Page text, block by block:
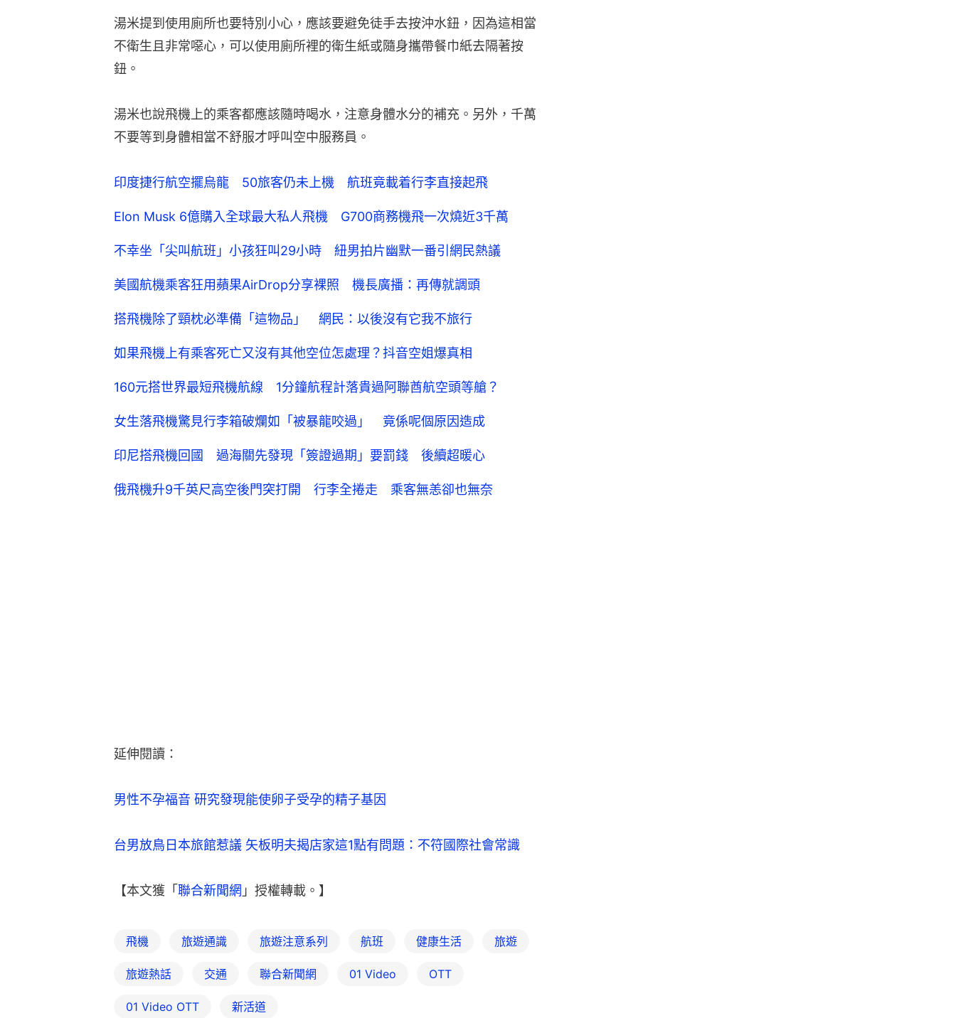
湯米提到使用廁所也要特別小心，應該要避免徒手去按沖水鈕，因為這相當
不衛生且非常噁心，可以使用廁所裡的衛生紙或隨身攜帶餐巾紙去隔著按
鈕。
湯米也說飛機上的乘客都應該隨時喝水，注意身體水分的補充。另外，千萬
不要等到身體相當不舒服才呼叫空中服務員。
印度捷行航空擺烏龍 50旅客仍未上機 航班竟載着行李直接起飛
Elon Musk 6億購入全球最大私人飛機 G700商務機飛一次燒近3千萬
不幸坐「尖叫航班」小孩狂叫29小時 紐男拍片幽默一番引網民熱議
美國航機乘客狂用蘋果AirDrop分享裸照 機長廣播：再傳就調頭
搭飛機除了頸枕必準備「這物品」 網民：以後沒有它我不旅行
如果飛機上有乘客死亡又沒有其他空位怎處理？抖音空姐爆真相
160元搭世界最短飛機航線 1分鐘航程計落貴過阿聯酋航空頭等艙？
女生落飛機驚見行李箱破爛如「被暴龍咬過」 竟係呢個原因造成
印尼搭飛機回國 過海關先發現「簽證過期」要罰錢 後續超暖心
俄飛機升9千英尺高空後門突打開 行李全捲走 乘客無恙卻也無奈
延伸閱讀：
男性不孕福音 研究發現能使卵子受孕的精子基因
台男放鳥日本旅館惹議 矢板明夫揭店家這1點有問題：不符國際社會常識
【本文獲「聯合新聞網 」授權轉載。】
飛機 旅遊通識 旅遊注意系列 航班 健康生活 旅遊
旅遊熱話 交通 聯合新聞網 01 Video OTT
01‌ ‌Video‌ ‌OTT 新活道